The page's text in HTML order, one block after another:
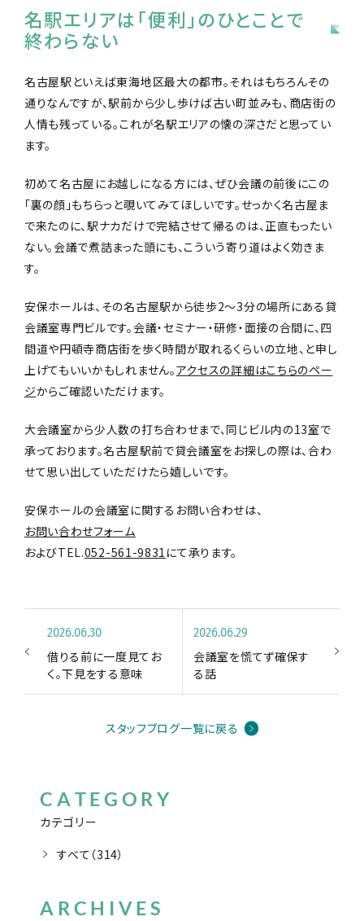
名駅エリアは「便利」のひとことで
終わらない
名古屋駅といえば東海地区最大の都市。それはもちろんその
通りなんですが、駅前から少し歩けば古い町並みも、商店街の
人情も残っている。これが名駅エリアの懐の深さだと思ってい
ます。
初めて名古屋にお越しになる方には、ぜひ会議の前後にこの
「裏の顔」もちらっと覗いてみてほしいです。せっかく名古屋ま
で来たのに、駅ナカだけで完結させて帰るのは、正直もったい
ない。会議で煮詰まった頭にも、こういう寄り道はよく効きま
す。
安保ホールは、その名古屋駅から徒歩2〜3分の場所にある貸
会議室専門ビルです。会議・セミナー・研修・面接の合間に、四
間道や円頓寺商店街を歩く時間が取れるくらいの立地、と申し
上げてもいいかもしれません。アクセスの詳細はこちらのペー
ジからご確認いただけます。
大会議室から少人数の打ち合わせまで、同じビル内の13室で
承っております。名古屋駅前で貸会議室をお探しの際は、合わ
せて思い出していただけたら嬉しいです。
安保ホールの会議室に関するお問い合わせは、
お問い合わせフォーム
およびTEL.052-561-9831 にて承ります。
2026.06.30
借りる前に一度見てお
く。下見をする意味
2026.06.29
会議室を慌てず確保す
る話
スタッフブログ一覧に戻る
カテゴリー
CATEGORY
すべて（314）
ARCHIVES